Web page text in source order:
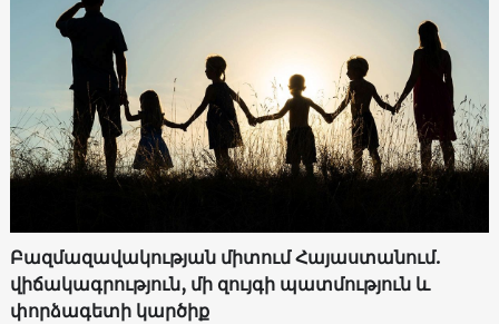
Բազմազավակության միտում Հայաստանում.
վիճակագրություն, մի զույգի պատմություն և
փորձագետի կարծիք